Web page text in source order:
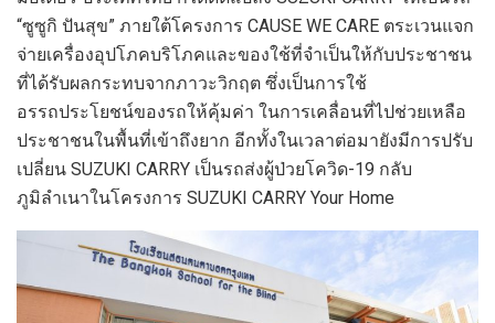
“ซูซูกิ ปันสุข” ภายใต้โครงการ CAUSE WE CARE ตระเวนแจก
จ่ายเครื่องอุปโภคบริโภคและของใช้ที่จำเป็นให้กับประชาชน
ที่ได้รับผลกระทบจากภาวะวิกฤต ซึ่งเป็นการใช้
อรรถประโยชน์ของรถให้คุ้มค่า ในการเคลื่อนที่ไปช่วยเหลือ
ประชาชนในพื้นที่เข้าถึงยาก อีกทั้งในเวลาต่อมายังมีการปรับ
เปลี่ยน SUZUKI CARRY เป็นรถส่งผู้ป่วยโควิด-19 กลับ
ภูมิลำเนาในโครงการ SUZUKI CARRY Your Home